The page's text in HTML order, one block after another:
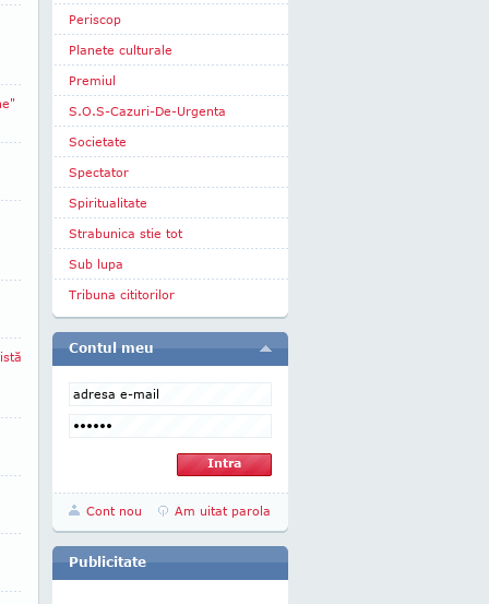
Periscop
Planete culturale
Premiul
S.O.S-Cazuri-De-Urgenta
Societate
Spectator
Spiritualitate
Strabunica stie tot
Sub lupa
Tribuna cititorilor
Contul meu
Cont nou Am uitat parola
Publicitate